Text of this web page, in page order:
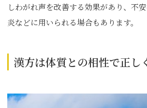
しわがれ声を改善する効果があり、不
炎などに用いられる場合もあります。
漢方は体質との相性で正し